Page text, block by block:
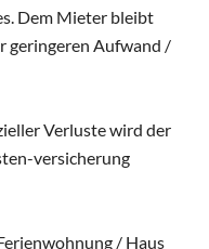
Dem Mieter bleibt
geringeren Aufwand /
Verluste wird der
versicherung
/ Haus